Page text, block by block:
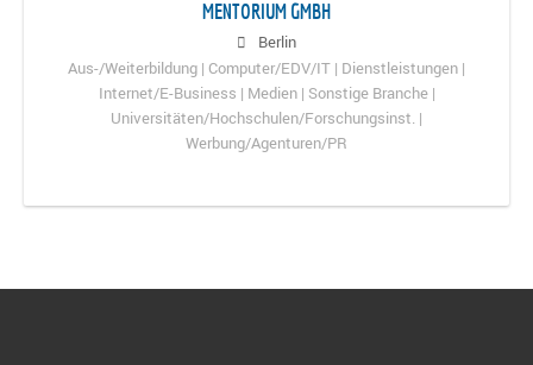
MENTORIUM GMBH
Berlin
Aus-/Weiterbildung | Computer/EDV/IT | Dienstleistungen |
Internet/E-Business | Medien | Sonstige Branche |
Universitäten/Hochschulen/Forschungsinst. |
Werbung/Agenturen/PR